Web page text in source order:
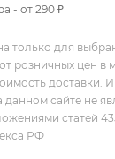
- от 290 ₽
только для
розничных цен в
доставки.
данном сайте не
статей
РФ